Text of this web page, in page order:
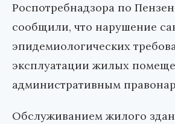
Роспотребнадзора по
сообщили, что нарушение
эпидемиологических
эксплуатации жилых
административным
Обслуживанием жилого